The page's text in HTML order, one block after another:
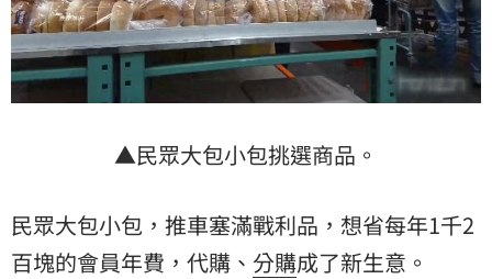
▲民眾大包小包挑選商品。
民眾大包小包，推車塞滿戰利品，想省每年1千2
百塊的會員年費，代購、 分購成了新生意。